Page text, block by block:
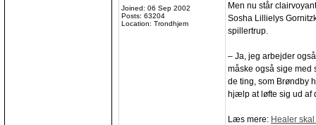
Joined: 06 Sep 2002
Posts: 63204
Location: Trondhjem
Men nu står
Sosha Lillielys
spillertrup.
– Ja, jeg arbejder
måske også sige med
de ting, som Brøndby
hjælp at løfte sig ud af
Læs mere: Healer